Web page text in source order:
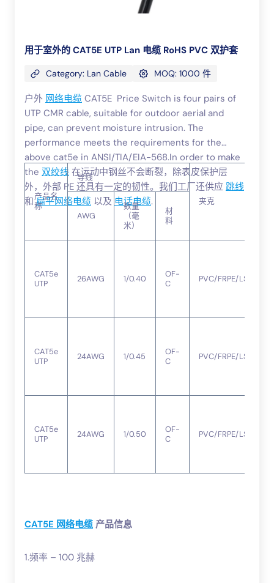
用于室外的 CAT5E UTP Lan 电缆 RoHS PVC 双护套
Category: Lan Cable MOQ: 1000 件
户外 网络电缆 CAT5E Price Switch is four pairs of
UTP CMR cable, suitable for outdoor aerial and
pipe, can prevent moisture intrusion. The
performance meets the requirements for the
above cat5e in ANSI/TIA/EIA-568.In order to make
the 双绞线 在运动中钢丝不会断裂，除表皮保护层
外，外部 PE 还具有一定的韧性。我们工厂还供应 跳线
和扁平网络电缆 以及 电话电缆.
产品名
称
导线
夹克
AWG
数量
（毫
米）
材
料
CAT5e
UTP
26AWG 1/0.40
OF-
C
PVC/FRPE/LSZH
CAT5e
UTP
24AWG 1/0.45
OF-
C
PVC/FRPE/LSZH
CAT5e
UTP
24AWG 1/0.50
OF-
C
PVC/FRPE/LSZH
CAT5E 网络电缆 产品信息
1.频率 – 100 兆赫